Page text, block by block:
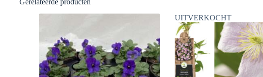
Gerelateerde producten
UITVERKOCHT